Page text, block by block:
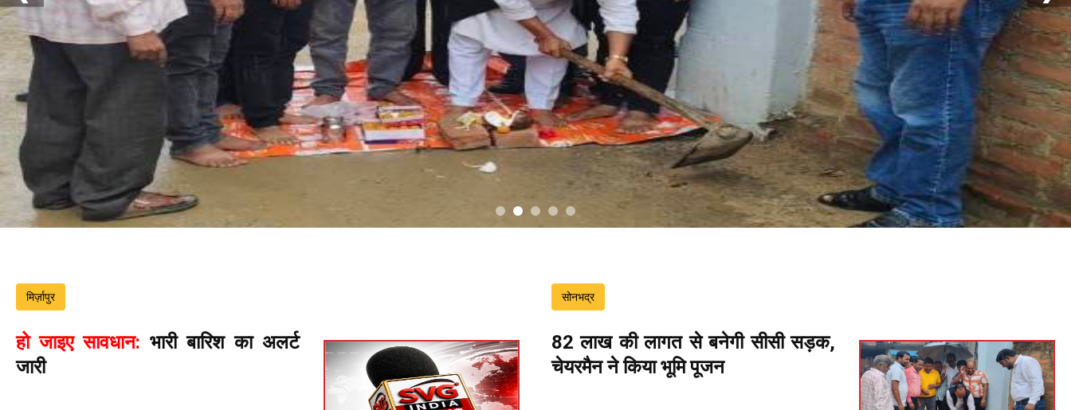
मिर्ज़ापुर
हो जाइए सावधान: भारी बारिश का अलर्ट
जारी
सोनभद्र
82 लाख की लागत से बनेगी सीसी सड़क,
चेयरमैन ने किया भूमि पूजन